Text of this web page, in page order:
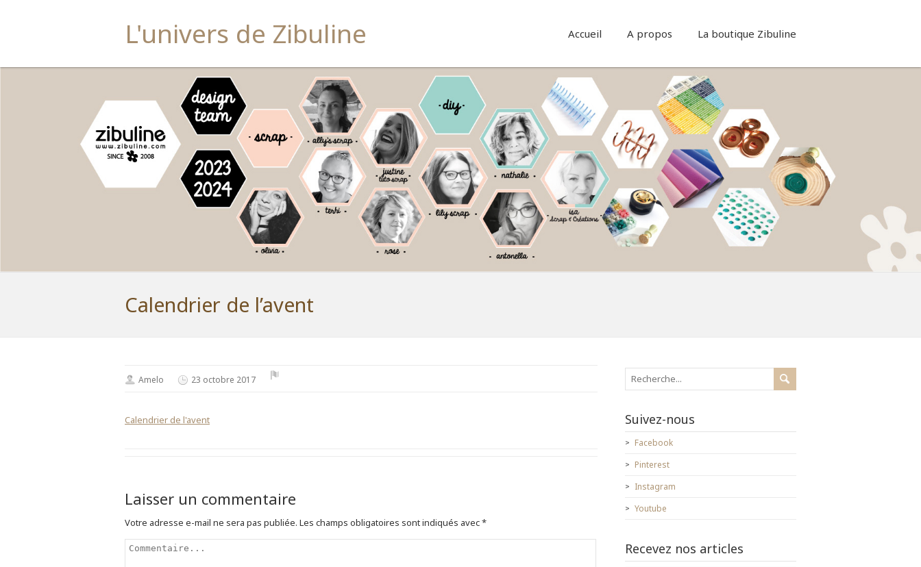
L'univers de Zibuline Accueil A propos La boutique Zibuline
Calendrier de l’avent
Amelo 23 octobre 2017
Calendrier de l'avent
Laisser un commentaire
Votre adresse e-mail ne sera pas publiée. Les champs obligatoires sont indiqués avec*
Suivez-nous
Facebook
Pinterest
Instagram
Youtube
Recevez nos articles